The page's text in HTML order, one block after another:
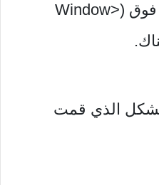
الحد، يمكنك أيضًا النقر فوق (Window>
الذي قمت